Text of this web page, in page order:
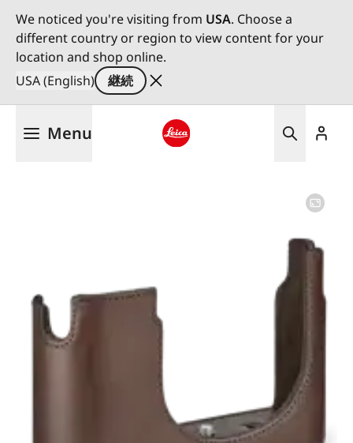
We noticed you're visiting from USA. Choose a
different country or region to view content for your
location and shop online.
USA (English)
継続
Menu